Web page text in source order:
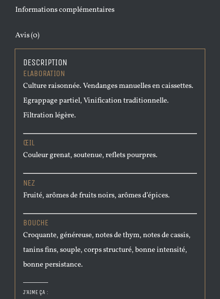
Informations complémentaires
Avis (0)
DESCRIPTION
ELABORATION
Culture raisonnée. Vendanges manuelles en caissettes.
Egrappage partiel, Vinification traditionnelle.
Filtration légère.
ŒIL
Couleur grenat, soutenue, reflets pourpres.
NEZ
Fruité, arômes de fruits noirs, arômes d’épices.
BOUCHE
Croquante, généreuse, notes de thym, notes de cassis,
tanins fins, souple, corps structuré, bonne intensité,
bonne persistance.
J’AIME ÇA :